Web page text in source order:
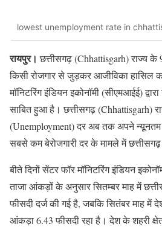
lowest unemployment rate in
रायपुर। छत्तीसगढ़ (Chhattisgarh) राज्य
किसी रोजगार से जुड़कर आजीविका हासिल
मॉनिटरिंग इंडियन इकोनॉमी (सीएमआईई)
साबित हुआ है। छत्तीसगढ़ (Chhattisgarh)
(Unemployment) दर अब तक अपने
सबसे कम बेरोजगारी दर के मामले में छत्तीसगढ़
बीते दिनों सेंटर फॉर मॉनिटरिंग इंडियन
ताजा आंकड़ों के अनुसार सितम्बर माह में
फीसदी दर्ज की गई है, जबकि सितंबर माह में
आंकड़ा 6.43 फीसदी रहा है। देश के शहरी